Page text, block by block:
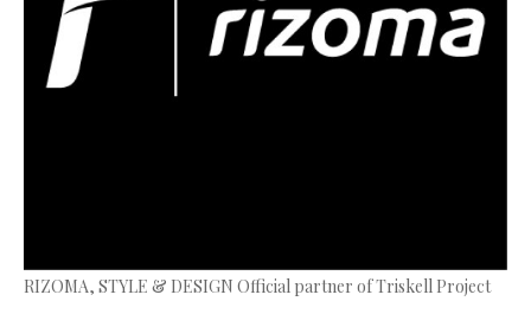
RIZOMA, STYLE & DESIGN Official partner of Triskell Project